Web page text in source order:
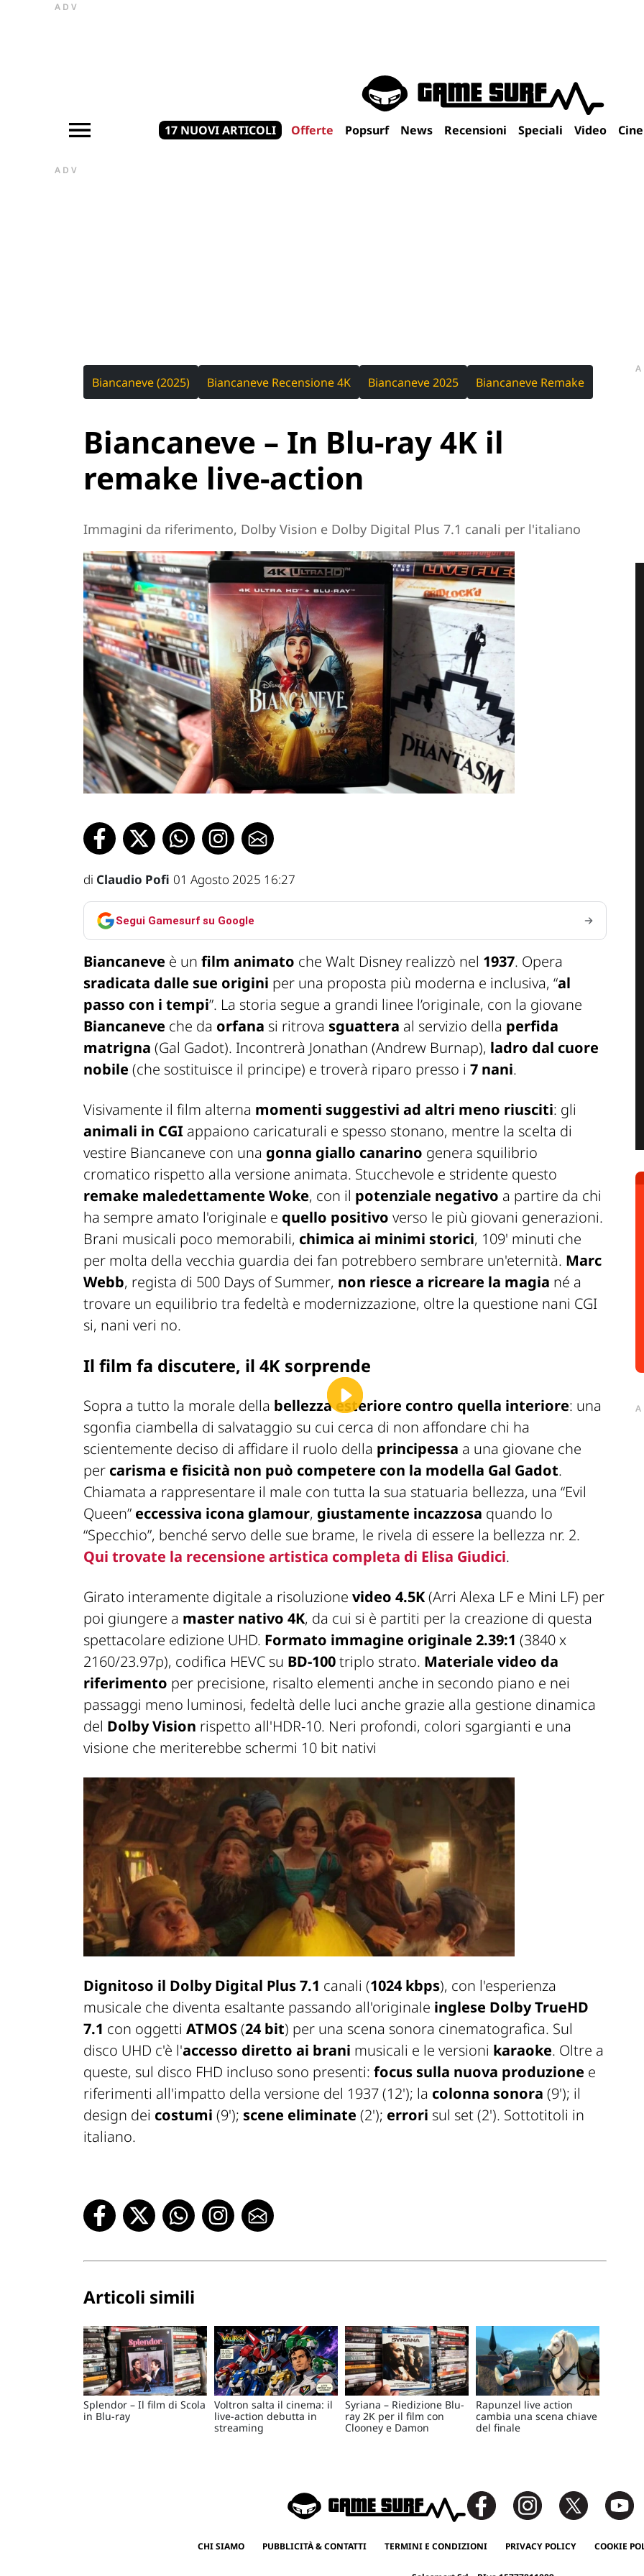
ADV
17 NUOVI ARTICOLI Offerte Popsurf News Recensioni Speciali Video
ADV
Biancaneve (2025) Biancaneve Recensione 4K Biancaneve 2025 Biancaneve Remake
Biancaneve – In Blu-ray 4K il
remake live-action
Immagini da riferimento, Dolby Vision e Dolby Digital Plus 7.1 canali per l'italiano
di Claudio Pofi 01 Agosto 2025 16:27
Segui Gamesurf su Google
Biancaneve è un film animato che Walt Disney realizzò nel 1937. Opera
sradicata dalle sue origini per una proposta più moderna e inclusiva, “al
passo con i tempi”. La storia segue a grandi linee l’originale, con la giovane
Biancaneve che da orfana si ritrova sguattera al servizio della perfida
matrigna (Gal Gadot). Incontrerà Jonathan (Andrew Burnap), ladro dal cuore
nobile (che sostituisce il principe) e troverà riparo presso i 7 nani.
Visivamente il film alterna momenti suggestivi ad altri meno riusciti: gli
animali in CGI appaiono caricaturali e spesso stonano, mentre la scelta di
vestire Biancaneve con una gonna giallo canarino genera squilibrio
cromatico rispetto alla versione animata. Stucchevole e stridente questo
remake maledettamente Woke, con il potenziale negativo a partire da chi
ha sempre amato l'originale e quello positivo verso le più giovani generazioni.
Brani musicali poco memorabili, chimica ai minimi storici, 109' minuti che
per molta della vecchia guardia dei fan potrebbero sembrare un'eternità. Marc
Webb, regista di 500 Days of Summer, non riesce a ricreare la magia né a
trovare un equilibrio tra fedeltà e modernizzazione, oltre la questione nani CGI
si, nani veri no.
Il film fa discutere, il 4K sorprende
Sopra a tutto la morale della bellezza esteriore contro quella interiore: una
sgonfia ciambella di salvataggio su cui cerca di non affondare chi ha
scientemente deciso di affidare il ruolo della principessa a una giovane che
per carisma e fisicità non può competere con la modella Gal Gadot.
Chiamata a rappresentare il male con tutta la sua statuaria bellezza, una “Evil
Queen” eccessiva icona glamour, giustamente incazzosa quando lo
“Specchio”, benché servo delle sue brame, le rivela di essere la bellezza nr. 2.
Qui trovate la recensione artistica completa di Elisa Giudici.
Girato interamente digitale a risoluzione video 4.5K(Arri Alexa LF e Mini LF) per
poi giungere a master nativo 4K, da cui si è partiti per la creazione di questa
spettacolare edizione UHD. Formato immagine originale 2.39:1 (3840 x
2160/23.97p), codifica HEVC su BD-100triplo strato. Materiale video da
riferimento per precisione, risalto elementi anche in secondo piano e nei
passaggi meno luminosi, fedeltà delle luci anche grazie alla gestione dinamica
del Dolby Vision rispetto all'HDR-10. Neri profondi, colori sgargianti e una
visione che meriterebbe schermi 10 bit nativi
Dignitoso il Dolby Digital Plus 7.1 canali (1024 kbps), con l'esperienza
musicale che diventa esaltante passando all'originale inglese Dolby TrueHD
7.1 con oggetti ATMOS(24 bit) per una scena sonora cinematografica. Sul
disco UHD c'è l'accesso diretto ai brani musicali e le versioni karaoke. Oltre a
queste, sul disco FHD incluso sono presenti: focus sulla nuova produzione e
riferimenti all'impatto della versione del 1937 (12'); la colonna sonora (9'); il
design dei costumi (9'); scene eliminate (2'); errori sul set (2'). Sottotitoli in
italiano.
Articoli simili
Splendor – Il film di Scola
in Blu-ray
Voltron salta il cinema: il
live-action debutta in
streaming
Syriana – Riedizione Blu-
ray 2K per il film con
Clooney e Damon
Rapunzel live action
cambia una scena chiave
del finale
CHI SIAMO PUBBLICITÀ & CONTATTI TERMINI E CONDIZIONI PRIVACY POLICY COOKIE